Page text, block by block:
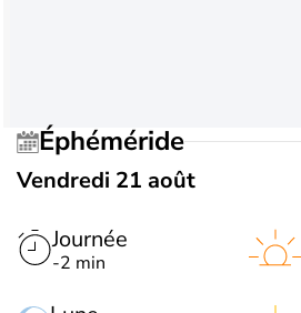
Éphéméride
Vendredi 21 août
Journée
-2 min